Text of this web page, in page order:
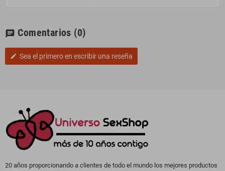
chat Comentarios (0)
edit Sea el primero en escribir una reseña
20 años proporcionando a clientes de todo el mundo los mejores productos